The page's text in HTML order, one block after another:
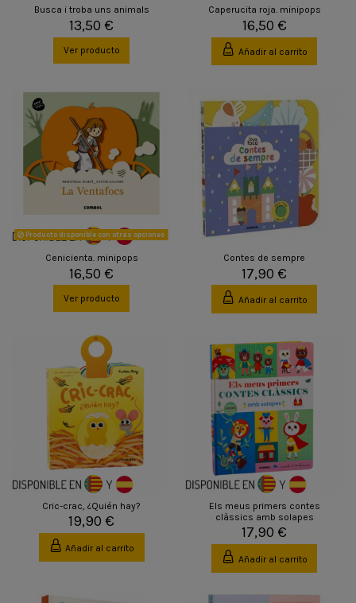
Busca i troba uns animals
13,50 €
Ver producto
Caperucita roja. minipops
16,50 €
Añadir al carrito
Producto disponible con otras opciones
Cenicienta. minipops
16,50 €
Ver producto
Contes de sempre
17,90 €
Añadir al carrito
Cric-crac, ¿Quién hay?
19,90 €
Añadir al carrito
Els meus primers contes
clàssics amb solapes
17,90 €
Añadir al carrito